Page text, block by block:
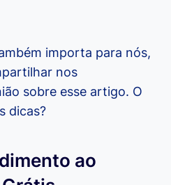
importa para nós,
nos
sobre esse artigo. O
dicas?
ao